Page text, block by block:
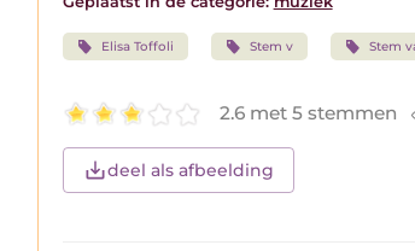
Elisa Toffoli Stem v Stem
2.6 met 5 stemmen
deel als afbeelding